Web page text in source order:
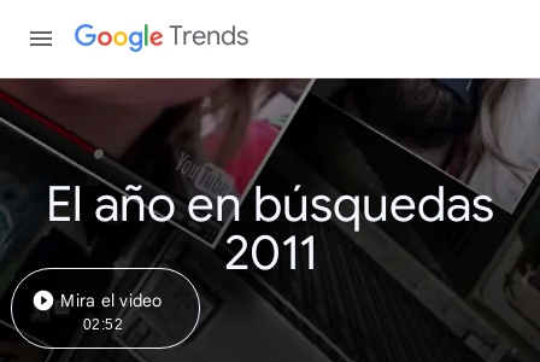
Trends
El año en búsquedas
2011
Mira el video
02:52